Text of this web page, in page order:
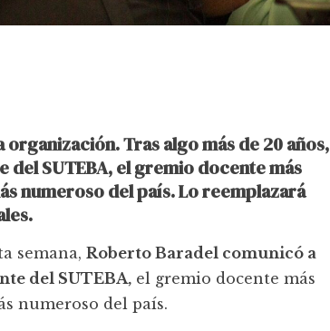
Tras algo más de 20 años,
SUTEBA, el gremio docente más
numeroso del país. Lo reemplazará
semana, Roberto Baradel comunicó a
del SUTEBA, el gremio docente más
numeroso del país.